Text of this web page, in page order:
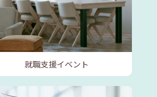
就職支援イベント